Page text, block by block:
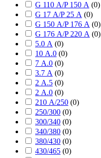
G 110 А/P 150 А (0)
G 17 А/P 25 А (0)
G 150 А/P 176 А (0)
G 176 А/P 220 А (0)
5.0 А (0)
10 А.0 (0)
7 А.0 (0)
3.7 А (0)
2 А.5 (0)
2 А.0 (0)
210 А/250 (0)
250/300 (0)
300/340 (0)
340/380 (0)
380/430 (0)
430/465 (0)